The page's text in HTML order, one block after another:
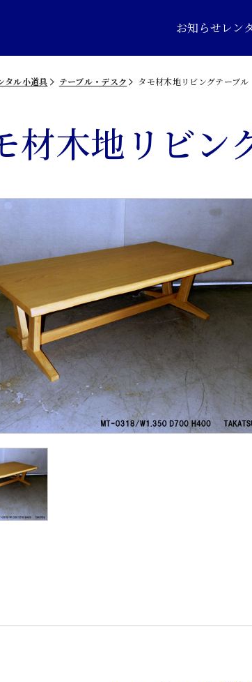
お知らせレン
タル小道具 テーブル・デスク タモ材木地リビングテーブル
材木地リビン